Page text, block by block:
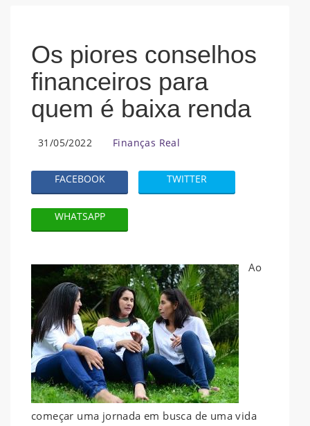
Os piores conselhos
financeiros para
quem é baixa renda
31/05/2022 Finanças Real
FACEBOOK TWITTER
WHATSAPP
Ao
começar uma jornada em busca de uma vida